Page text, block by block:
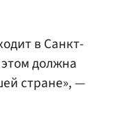
в Санкт-
должна
стране», —